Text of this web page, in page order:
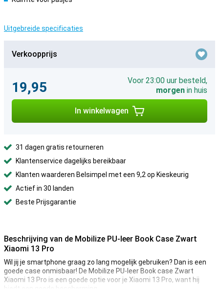
Uitgebreide specificaties
Verkoopprijs
19,95
Voor 23:00 uur besteld,
morgen in huis
In winkelwagen
31 dagen gratis retourneren
Klantenservice dagelijks bereikbaar
Klanten waarderen Belsimpel met een 9,2 op Kieskeurig
Actief in 30 landen
Beste Prijsgarantie
Beschrijving van de Mobilize PU-leer Book Case Zwart
Xiaomi 13 Pro
Wil jij je smartphone graag zo lang mogelijk gebruiken? Dan is een
goede case onmisbaar! De Mobilize PU-leer Book case Zwart
Xiaomi 13 Pro is een goede optie voor je Xiaomi 13 Pro, want hij